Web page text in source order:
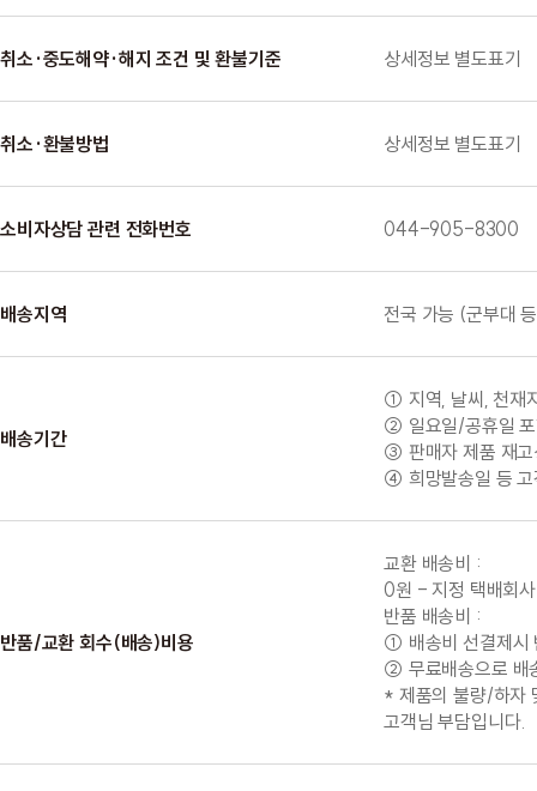
취소·중도해약·해지 조건 및 환불기준 상세정보 별도표기
취소·환불방법 상세정보 별도표기
소비자상담 관련 전화번호 044-905-8300
배송지역 전국 가능 (군부대
배송기간
① 지역, 날씨, 천재
② 일요일/공휴일 포
③ 판매자 제품 재고
④ 희망발송일 등 고
반품/교환 회수(배송)비용
교환 배송비 :
0원 - 지정 택배회
반품 배송비 :
① 배송비 선결제시
② 무료배송으로 배
* 제품의 불량/하자
고객님 부담입니다.